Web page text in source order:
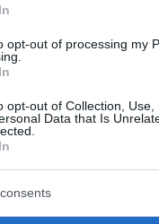
opt-out of processing my
opt-out of Collection,
Data that Is
Σίξερς:
13/MAY/22